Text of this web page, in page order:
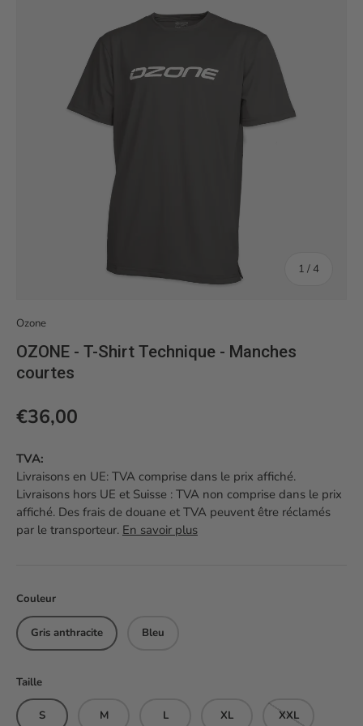
1 /de
4
Ozone
OZONE - T-Shirt Technique - Manches
courtes
Prix habituel
€36,00
TVA:
Livraisons en UE: TVA comprise dans le prix affiché.
Livraisons hors UE et Suisse : TVA non comprise dans le prix
affiché. Des frais de douane et TVA peuvent être réclamés
par le transporteur. En savoir plus
Couleur
Gris anthracite Bleu
Taille
S M L XL XXL